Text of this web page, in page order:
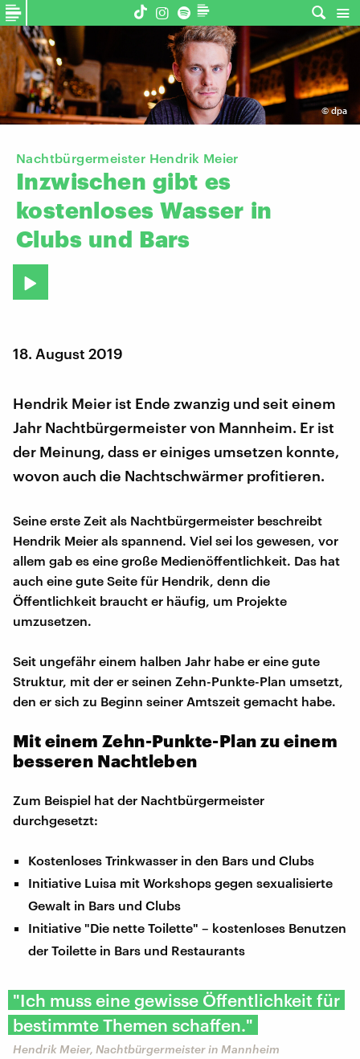
©dpa
Nachtbürgermeister Hendrik Meier
Inzwischen gibt es
kostenloses Wasser in
Clubs und Bars
18. August 2019
Hendrik Meier ist Ende zwanzig und seit einem
Jahr Nachtbürgermeister von Mannheim. Er ist
der Meinung, dass er einiges umsetzen konnte,
wovon auch die Nachtschwärmer profitieren.
Seine erste Zeit als Nachtbürgermeister beschreibt
Hendrik Meier als spannend. Viel sei los gewesen, vor
allem gab es eine große Medienöffentlichkeit. Das hat
auch eine gute Seite für Hendrik, denn die
Öffentlichkeit braucht er häufig, um Projekte
umzusetzen.
Seit ungefähr einem halben Jahr habe er eine gute
Struktur, mit der er seinen Zehn-Punkte-Plan umsetzt,
den er sich zu Beginn seiner Amtszeit gemacht habe.
Mit einem Zehn-Punkte-Plan zu einem
besseren Nachtleben
Zum Beispiel hat der Nachtbürgermeister
durchgesetzt:
Kostenloses Trinkwasser in den Bars und Clubs
Initiative Luisa mit Workshops gegen sexualisierte
Gewalt in Bars und Clubs
Initiative "Die nette Toilette" – kostenloses Benutzen
der Toilette in Bars und Restaurants
"Ich muss eine gewisse Öffentlichkeit für
bestimmte Themen schaffen."
Hendrik Meier, Nachtbürgermeister in Mannheim